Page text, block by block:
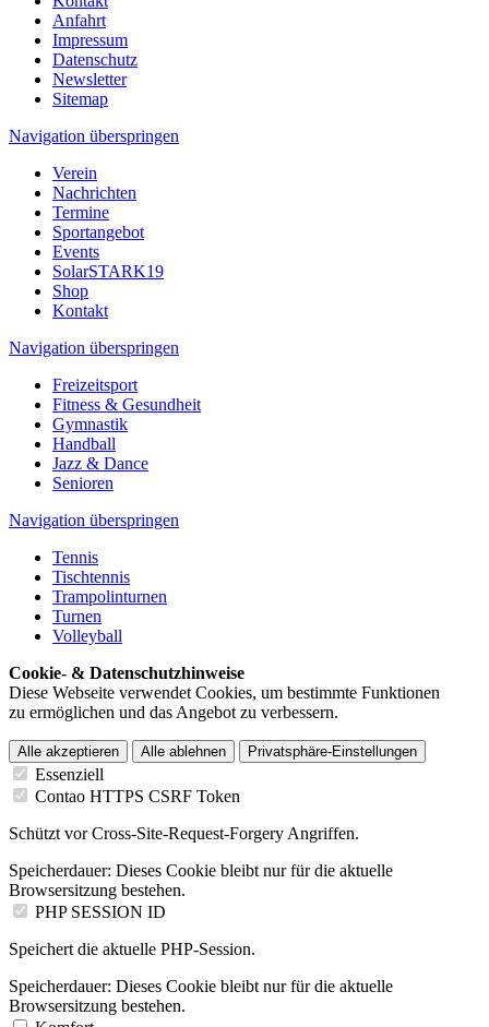
Anfahrt
Impressum
Datenschutz
Newsletter
Sitemap
Navigation überspringen
Verein
Nachrichten
Termine
Sportangebot
Events
SolarSTARK19
Shop
Kontakt
Navigation überspringen
Freizeitsport
Fitness & Gesundheit
Gymnastik
Handball
Jazz & Dance
Senioren
Navigation überspringen
Tennis
Tischtennis
Trampolinturnen
Turnen
Volleyball
Cookie- & Datenschutzhinweise
Diese Webseite verwendet Cookies, um bestimmte Funktionen
zu ermöglichen und das Angebot zu verbessern.
Alle akzeptieren Alle ablehnen Privatsphäre-Einstellungen
Essenziell
Contao HTTPS CSRF Token
Schützt vor Cross-Site-Request-Forgery Angriffen.
Speicherdauer: Dieses Cookie bleibt nur für die aktuelle
Browsersitzung bestehen.
PHP SESSION ID
Speichert die aktuelle PHP-Session.
Speicherdauer: Dieses Cookie bleibt nur für die aktuelle
Browsersitzung bestehen.